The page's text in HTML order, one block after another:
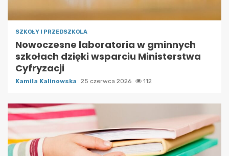
SZKOŁY I PRZEDSZKOLA
Nowoczesne laboratoria w gminnych
szkołach dzięki wsparciu Ministerstwa
Cyfryzacji
Kamila Kalinowska 25 czerwca 2026 112